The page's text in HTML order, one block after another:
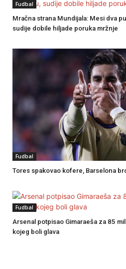
Fudbal
Mračna strana Mundijala: Mesi dva
sudije dobile hiljade poruka mržnje
Fudbal
Tores spakovao kofere, Barselona
Fudbal
Arsenal potpisao Gimaraeša za 85
kojeg boli glava